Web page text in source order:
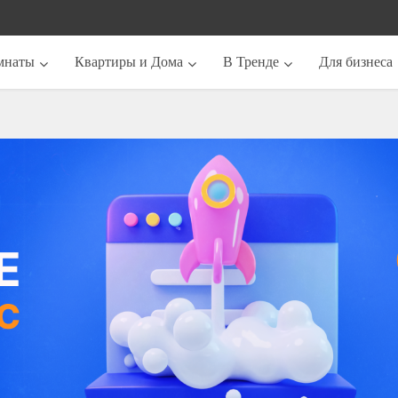
Квартиры и Дома В Тренде Для бизнеса